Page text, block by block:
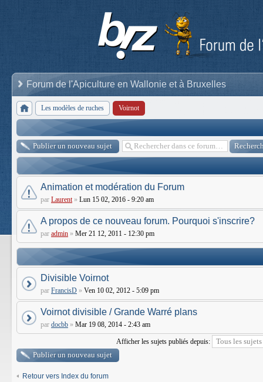
Forum de l'Apiculture en Wallonie et à Bruxelles
Les modèles de ruches Voirnot
Publier un nouveau sujet
Animation et modération du Forum
par Laurent » Lun 15 02, 2016 - 9:20 am
A propos de ce nouveau forum. Pourquoi s'inscrire?
par admin » Mer 21 12, 2011 - 12:30 pm
Divisible Voirnot
par FrancisD » Ven 10 02, 2012 - 5:09 pm
Voirnot divisible / Grande Warré plans
par docbb » Mar 19 08, 2014 - 2:43 am
Afficher les sujets publiés depuis:
Publier un nouveau sujet
Retour vers Index du forum